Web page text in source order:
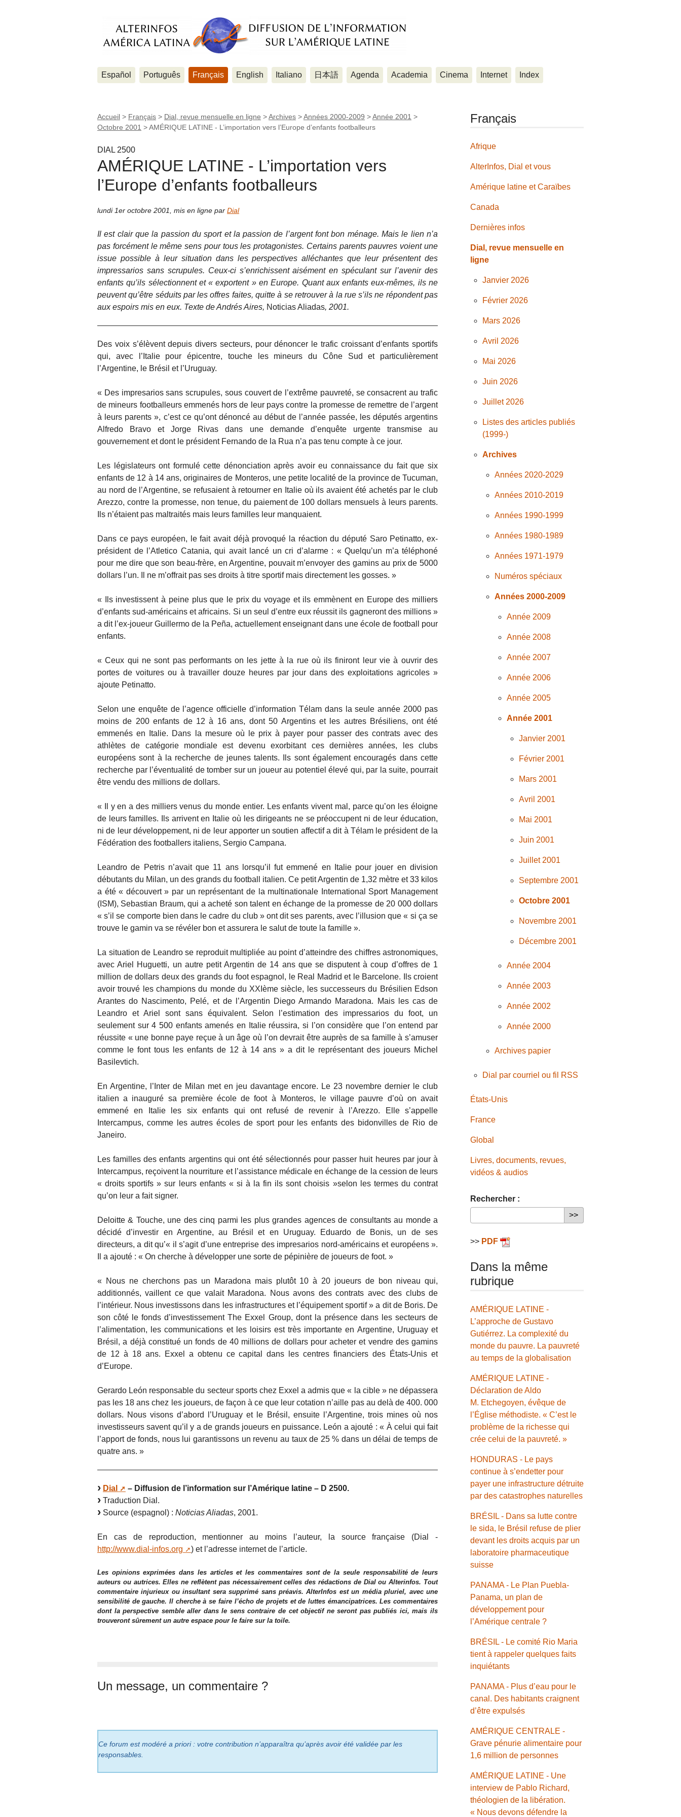
Español Português Français English Italiano 日本語 Agenda Academia Cinema Internet Index
Accueil > Français > Dial, revue mensuelle en ligne >Archives >Années 2000-2009 >Année 2001 >
Octobre 2001 >AMÉRIQUE LATINE - L’importation vers l’Europe d’enfants footballeurs
DIAL 2500
AMÉRIQUE LATINE - L’importation vers
l’Europe d’enfants footballeurs
lundi 1er octobre 2001 mis en ligne par Dial
Il est clair que la passion du sport et la passion de l’argent font bon ménage. Mais le lien n’a
pas forcément le même sens pour tous les protagonistes. Certains parents pauvres voient une
issue possible à leur situation dans les perspectives alléchantes que leur présentent des
impressarios sans scrupules. Ceux-ci s’enrichissent aisément en spéculant sur l’avenir des
enfants qu’ils sélectionnent et « exportent » en Europe. Quant aux enfants eux-mêmes, ils ne
peuvent qu’être séduits par les offres faites, quitte à se retrouver à la rue s’ils ne répondent pas
aux espoirs mis en eux. Texte de Andrés Aires, Noticias Aliadas, 2001.
Des voix s’élèvent depuis divers secteurs, pour dénoncer le trafic croissant d’enfants sportifs
qui, avec l’Italie pour épicentre, touche les mineurs du Cône Sud et particulièrement
l’Argentine, le Brésil et l’Uruguay.
« Des impresarios sans scrupules, sous couvert de l’extrême pauvreté, se consacrent au trafic
de mineurs footballeurs emmenés hors de leur pays contre la promesse de remettre de l’argent
à leurs parents », c’est ce qu’ont dénoncé au début de l’année passée, les députés argentins
Alfredo Bravo et Jorge Rivas dans une demande d’enquête urgente transmise au
gouvernement et dont le président Fernando de la Rua n’a pas tenu compte à ce jour.
Les législateurs ont formulé cette dénonciation après avoir eu connaissance du fait que six
enfants de 12 à 14 ans, originaires de Monteros, une petite localité de la province de Tucuman,
au nord de l’Argentine, se refusaient à retourner en Italie où ils avaient été achetés par le club
Arezzo, contre la promesse, non tenue, du paiement de 100 dollars mensuels à leurs parents.
Ils n’étaient pas maltraités mais leurs familles leur manquaient.
Dans ce pays européen, le fait avait déjà provoqué la réaction du député Saro Petinatto, ex-
président de l’Atletico Catania, qui avait lancé un cri d’alarme : « Quelqu’un m’a téléphoné
pour me dire que son beau-frère, en Argentine, pouvait m’envoyer des gamins au prix de 5000
dollars l’un. Il ne m’offrait pas ses droits à titre sportif mais directement les gosses. »
« Ils investissent à peine plus que le prix du voyage et ils emmènent en Europe des milliers
d’enfants sud-américains et africains. Si un seul d’entre eux réussit ils gagneront des millions »
a dit l’ex-joueur Guillermo de la Peña, actuellement enseignant dans une école de football pour
enfants.
« Ceux qui ne sont pas performants on les jette à la rue où ils finiront leur vie à ouvrir des
portes de voitures ou à travailler douze heures par jour dans des exploitations agricoles »
ajoute Petinatto.
Selon une enquête de l’agence officielle d’information Télam dans la seule année 2000 pas
moins de 200 enfants de 12 à 16 ans, dont 50 Argentins et les autres Brésiliens, ont été
emmenés en Italie. Dans la mesure où le prix à payer pour passer des contrats avec des
athlètes de catégorie mondiale est devenu exorbitant ces dernières années, les clubs
européens sont à la recherche de jeunes talents. Ils sont également encouragés dans cette
recherche par l’éventualité de tomber sur un joueur au potentiel élevé qui, par la suite, pourrait
être vendu des millions de dollars.
« Il y en a des milliers venus du monde entier. Les enfants vivent mal, parce qu’on les éloigne
de leurs familles. Ils arrivent en Italie où les dirigeants ne se préoccupent ni de leur éducation,
ni de leur développement, ni de leur apporter un soutien affectif a dit à Télam le président de la
Fédération des footballers italiens, Sergio Campana.
Leandro de Petris n’avait que 11 ans lorsqu’il fut emmené en Italie pour jouer en division
débutants du Milan, un des grands du football italien. Ce petit Argentin de 1,32 mètre et 33 kilos
a été « découvert » par un représentant de la multinationale International Sport Management
(ISM), Sebastian Braum, qui a acheté son talent en échange de la promesse de 20 000 dollars
« s’il se comporte bien dans le cadre du club » ont dit ses parents, avec l’illusion que « si ça se
trouve le gamin va se révéler bon et assurera le salut de toute la famille ».
La situation de Leandro se reproduit multipliée au point d’atteindre des chiffres astronomiques,
avec Ariel Huguetti, un autre petit Argentin de 14 ans que se disputent à coup d’offres de 1
million de dollars deux des grands du foot espagnol, le Real Madrid et le Barcelone. Ils croient
avoir trouvé les champions du monde du XXIème siècle, les successeurs du Brésilien Edson
Arantes do Nascimento, Pelé, et de l’Argentin Diego Armando Maradona. Mais les cas de
Leandro et Ariel sont sans équivalent. Selon l’estimation des impressarios du foot, un
seulement sur 4 500 enfants amenés en Italie réussira, si l’on considère que l’on entend par
réussite « une bonne paye reçue à un âge où l’on devrait être auprès de sa famille à s’amuser
comme le font tous les enfants de 12 à 14 ans » a dit le représentant des joueurs Michel
Basilevtich.
En Argentine, l’Inter de Milan met en jeu davantage encore. Le 23 novembre dernier le club
italien a inauguré sa première école de foot à Monteros, le village pauvre d’où on avait
emmené en Italie les six enfants qui ont refusé de revenir à l’Arezzo. Elle s’appelle
Intercampus, comme les autres écoles de sport pour les enfants des bidonvilles de Rio de
Janeiro.
Les familles des enfants argentins qui ont été sélectionnés pour passer huit heures par jour à
Intercampus, reçoivent la nourriture et l’assistance médicale en échange de la cession de leurs
« droits sportifs » sur leurs enfants « si à la fin ils sont choisis »selon les termes du contrat
qu’on leur a fait signer.
Deloitte & Touche, une des cinq parmi les plus grandes agences de consultants au monde a
décidé d’investir en Argentine, au Brésil et en Uruguay. Eduardo de Bonis, un de ses
directeurs, a dit qu’« il s’agit d’une entreprise des impresarios nord-américains et européens ».
Il a ajouté : « On cherche à développer une sorte de pépinière de joueurs de foot. »
« Nous ne cherchons pas un Maradona mais plutôt 10 à 20 joueurs de bon niveau qui,
additionnés, vaillent ce que valait Maradona. Nous avons des contrats avec des clubs de
l’intérieur. Nous investissons dans les infrastructures et l’équipement sportif » a dit de Boris. De
son côté le fonds d’investissement The Exxel Group, dont la présence dans les secteurs de
l’alimentation, les communications et les loisirs est très importante en Argentine, Uruguay et
Brésil, a déjà constitué un fonds de 40 millions de dollars pour acheter et vendre des gamins
de 12 à 18 ans. Exxel a obtenu ce capital dans les centres financiers des États-Unis et
d’Europe.
Gerardo León responsable du secteur sports chez Exxel a admis que « la cible » ne dépassera
pas les 18 ans chez les joueurs, de façon à ce que leur cotation n’aille pas au delà de 400. 000
dollars. Nous visons d’abord l’Uruguay et le Brésil, ensuite l’Argentine, trois mines où nos
investisseurs savent qu’il y a de grands joueurs en puissance. León a ajouté : « À celui qui fait
l’apport de fonds, nous lui garantissons un revenu au taux de 25 % dans un délai de temps de
quatre ans. »
Dial
– Diffusion de l’information sur l’Amérique latine – D 2500.
Traduction Dial.
Source (espagnol) : Noticias Aliadas, 2001.
En cas de reproduction, mentionner au moins l’auteur, la source française (Dial -
http://www.dial-infos.org
) et l’adresse internet de l’article.
Les opinions exprimées dans les articles et les commentaires sont de la seule responsabilité de leurs
auteurs ou autrices. Elles ne reflètent pas nécessairement celles des rédactions de Dial ou Alterinfos. Tout
commentaire injurieux ou insultant sera supprimé sans préavis. AlterInfos est un média pluriel, avec une
sensibilité de gauche. Il cherche à se faire l’écho de projets et de luttes émancipatrices. Les commentaires
dont la perspective semble aller dans le sens contraire de cet objectif ne seront pas publiés ici, mais ils
trouveront sûrement un autre espace pour le faire sur la toile.
Un message, un commentaire ?
Ce forum est modéré a priori : votre contribution n’apparaîtra qu’après avoir été validée par les
responsables.
Français
Afrique
AlterInfos, Dial et vous
Amérique latine et Caraïbes
Canada
Dernières infos
Dial, revue mensuelle en
ligne
Janvier 2026
Février 2026
Mars 2026
Avril 2026
Mai 2026
Juin 2026
Juillet 2026
Listes des articles publiés
(1999-)
Archives
Années 2020-2029
Années 2010-2019
Années 1990-1999
Années 1980-1989
Années 1971-1979
Numéros spéciaux
Années 2000-2009
Année 2009
Année 2008
Année 2007
Année 2006
Année 2005
Année 2001
Janvier 2001
Février 2001
Mars 2001
Avril 2001
Mai 2001
Juin 2001
Juillet 2001
Septembre 2001
Octobre 2001
Novembre 2001
Décembre 2001
Année 2004
Année 2003
Année 2002
Année 2000
Archives papier
Dial par courriel ou fil RSS
États-Unis
France
Global
Livres, documents, revues,
vidéos & audios
Rechercher :
>> PDF
Dans la même
rubrique
AMÉRIQUE LATINE -
L’approche de Gustavo
Gutiérrez. La complexité du
monde du pauvre. La pauvreté
au temps de la globalisation
AMÉRIQUE LATINE -
Déclaration de Aldo
M. Etchegoyen, évêque de
l’Église méthodiste. « C’est le
problème de la richesse qui
crée celui de la pauvreté. »
HONDURAS - Le pays
continue à s’endetter pour
payer une infrastructure détruite
par des catastrophes naturelles
BRÉSIL - Dans sa lutte contre
le sida, le Brésil refuse de plier
devant les droits acquis par un
laboratoire pharmaceutique
suisse
PANAMA - Le Plan Puebla-
Panama, un plan de
développement pour
l’Amérique centrale ?
BRÉSIL - Le comité Rio Maria
tient à rappeler quelques faits
inquiétants
PANAMA - Plus d’eau pour le
canal. Des habitants craignent
d’être expulsés
AMÉRIQUE CENTRALE -
Grave pénurie alimentaire pour
1,6 million de personnes
AMÉRIQUE LATINE - Une
interview de Pablo Richard,
théologien de la libération.
« Nous devons défendre la